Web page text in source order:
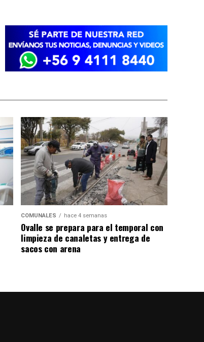
COMUNALES hace 4 semanas
Ovalle se prepara para el temporal con
limpieza de canaletas y entrega de
sacos con arena